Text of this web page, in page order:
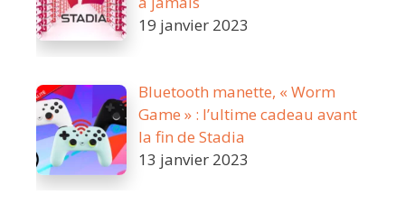
19 janvier 2023
Bluetooth manette, « Worm
Game » : l’ultime cadeau avant
la fin de Stadia
13 janvier 2023